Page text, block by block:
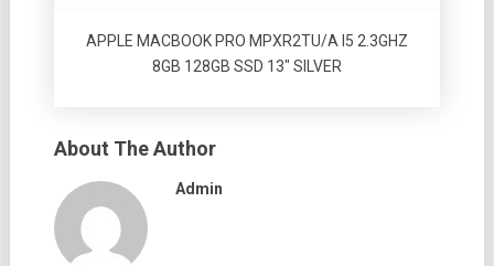
APPLE MACBOOK PRO MPXR2TU/A I5 2.3GHZ
8GB 128GB SSD 13″ SILVER
About The Author
Admin